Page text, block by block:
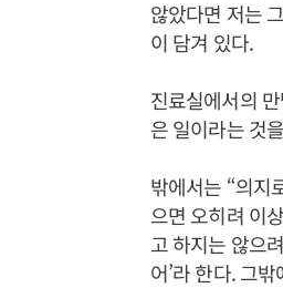
않았다면 저는
이 담겨 있다.
진료실에서의
은 일이라는 것
밖에서는 “의지
으면 오히려 이
고 하지는 않으
어’라 한다. 그